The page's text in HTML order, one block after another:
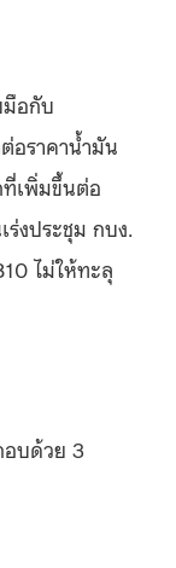
มือกับ
อราคาน้ำมัน
ที่เพิ่มขึ้นต่อ
ร่งประชุม กบง.
ไม่ให้ทะลุ
อบด้วย 3